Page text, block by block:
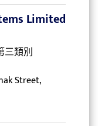
Limited
三類別
Street,